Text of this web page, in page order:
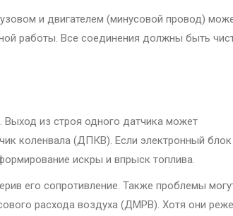
и двигателем (минусовой провод)
работы. Все соединения должны быть
Выход из строя одного датчика может
коленвала (ДПКВ). Если электронный блок
искры и впрыск топлива.
его сопротивление. Также проблемы
расхода воздуха (ДМРВ). Хотя они реже